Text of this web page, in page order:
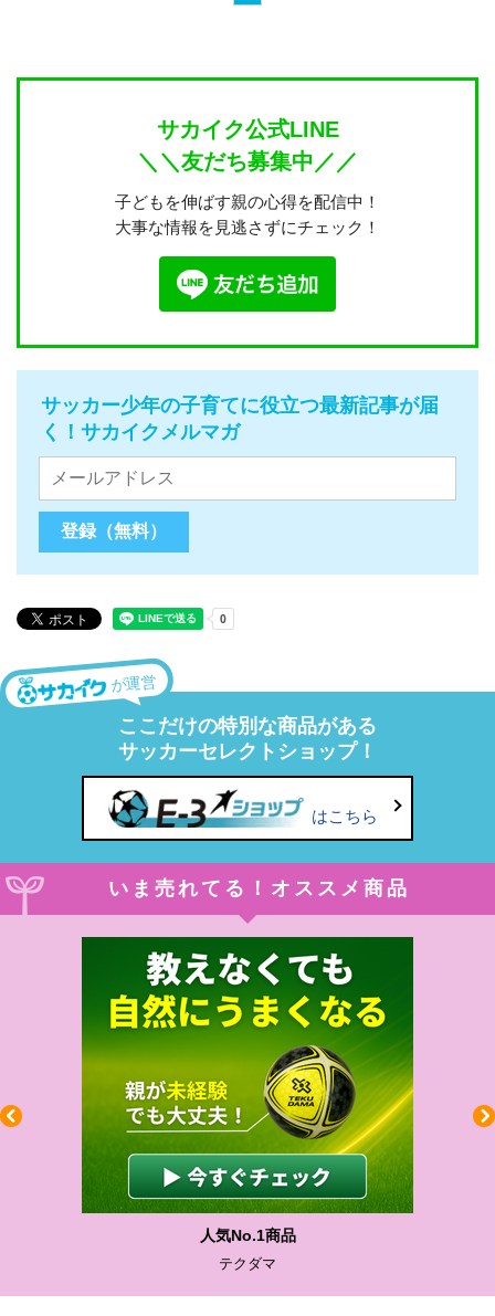
サカイク公式LINE
＼＼友だち募集中／／
子どもを伸ばす親の心得を配信中！
大事な情報を見逃さずにチェック！
サッカー少年の子育てに役立つ最新記事が届
く！サカイクメルマガ
が運営
ここだけの特別な商品がある
サッカーセレクトショップ！
はこちら
いま売れてる！オススメ商品
人気No.1商品
テクダマ